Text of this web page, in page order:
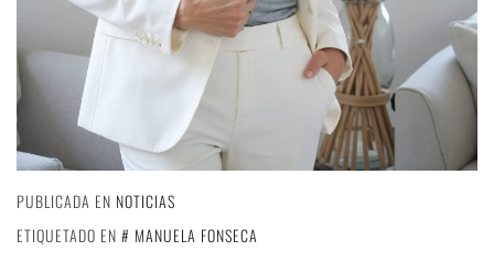
PUBLICADA EN NOTICIAS
ETIQUETADO EN
MANUELA FONSECA